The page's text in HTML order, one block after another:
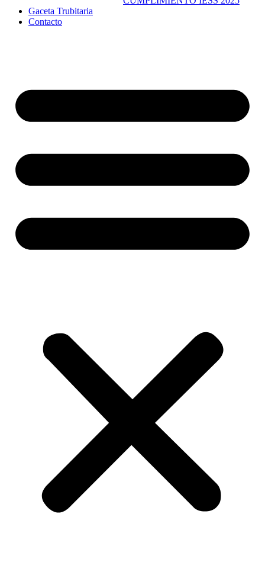
Gaceta Trubitaria
Contacto